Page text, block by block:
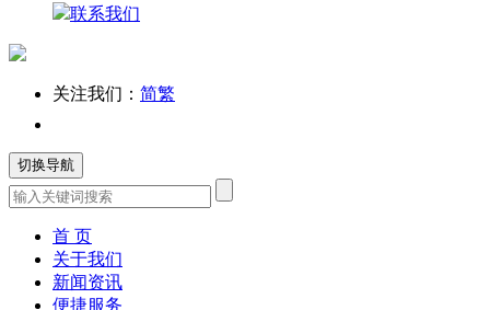
联系我们
关注我们： 简繁
切换导航
首 页
关于我们
新闻资讯
便捷服务